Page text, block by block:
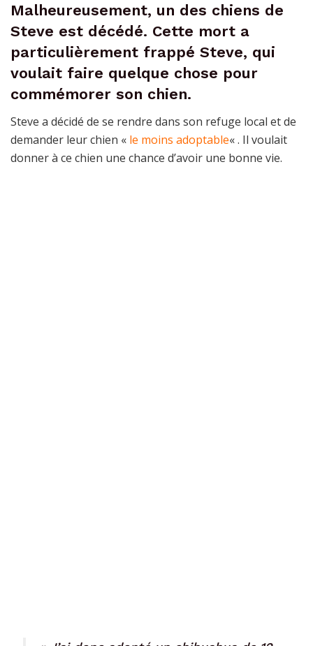
Malheureusement, un des chiens de
Steve est décédé. Cette mort a
particulièrement frappé Steve, qui
voulait faire quelque chose pour
commémorer son chien.
Steve a décidé de se rendre dans son refuge local et de
demander leur chien « le moins adoptable« . Il voulait
donner à ce chien une chance d’avoir une bonne vie.